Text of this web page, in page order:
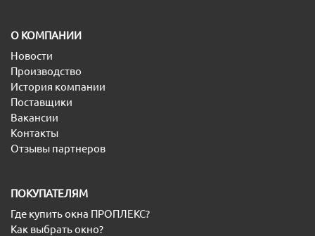
O КОМПАНИИ
Новости
Производство
История компании
Поставщики
Вакансии
Контакты
Отзывы партнеров
ПОКУПАТЕЛЯМ
Где купить окна ПРОПЛЕКС?
Как выбрать окно?